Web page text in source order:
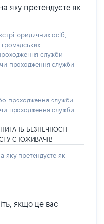
яку претендуєте як
юридичних осіб,
громадських
служби
проходження служби
проходження служби
проходження служби
БЕЗПЕЧНОСТІ
СПОЖИВАЧІВ
яку претендуєте як
якщо це вас